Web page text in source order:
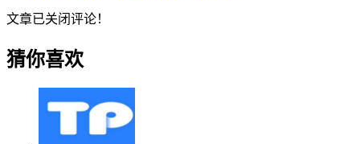
文章已关闭评论！
猜你喜欢